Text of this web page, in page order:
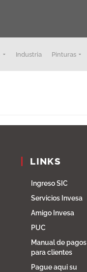
Industria Pinturas
LINKS
Ingreso SIC
Servicios Invesa
Amigo Invesa
PUC
Manual de pagos
para clientes
Pague aqui su